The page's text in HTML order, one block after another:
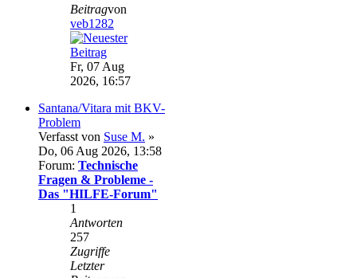
Beitragvon
veb1282
Fr, 07 Aug
2026, 16:57
Santana/Vitara mit BKV-
Problem
Verfasst von Suse M. »
Do, 06 Aug 2026, 13:58
Forum: Technische
Fragen & Probleme -
Das "HILFE-Forum"
1
Antworten
257
Zugriffe
Letzter